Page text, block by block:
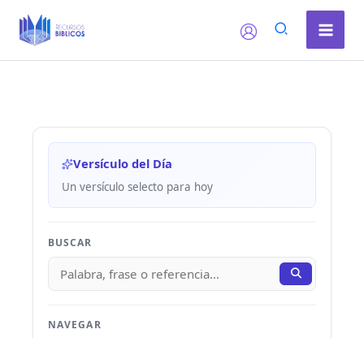
Versículo del Día
Un versículo selecto para hoy
BUSCAR
NAVEGAR